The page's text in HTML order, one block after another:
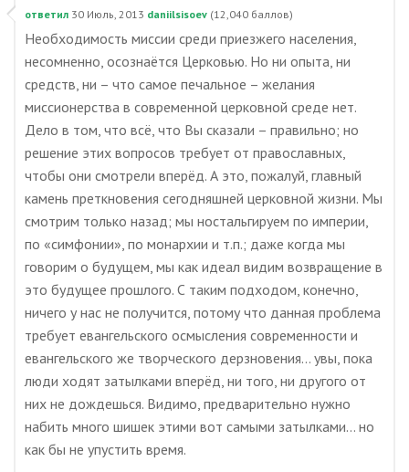
ответил 30 Июль, 2013 daniilsisoev (12,040 баллов)
Необходимость миссии среди приезжего населения,
несомненно, осознаётся Церковью. Но ни опыта, ни
средств, ни – что самое печальное – желания
миссионерства в современной церковной среде нет.
Дело в том, что всё, что Вы сказали – правильно; но
решение этих вопросов требует от православных,
чтобы они смотрели вперёд. А это, пожалуй, главный
камень преткновения сегодняшней церковной жизни. Мы
смотрим только назад; мы ностальгируем по империи,
по «симфонии», по монархии и т.п.; даже когда мы
говорим о будущем, мы как идеал видим возвращение в
это будущее прошлого. С таким подходом, конечно,
ничего у нас не получится, потому что данная проблема
требует евангельского осмысления современности и
евангельского же творческого дерзновения… увы, пока
люди ходят затылками вперёд, ни того, ни другого от
них не дождешься. Видимо, предварительно нужно
набить много шишек этими вот самыми затылками… но
как бы не упустить время.